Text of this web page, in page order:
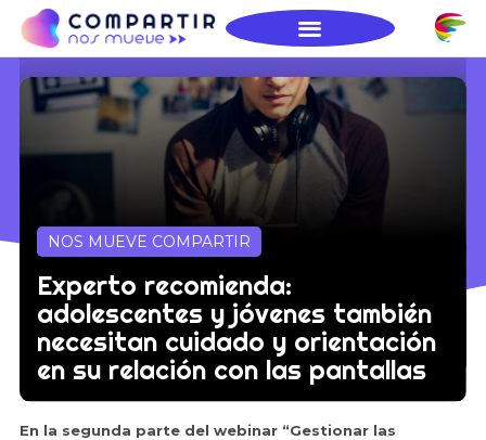
NOS MUEVE COMPARTIR
Experto recomienda:
adolescentes y jóvenes también
necesitan cuidado y orientación
en su relación con las pantallas
En la segunda parte del webinar “Gestionar las